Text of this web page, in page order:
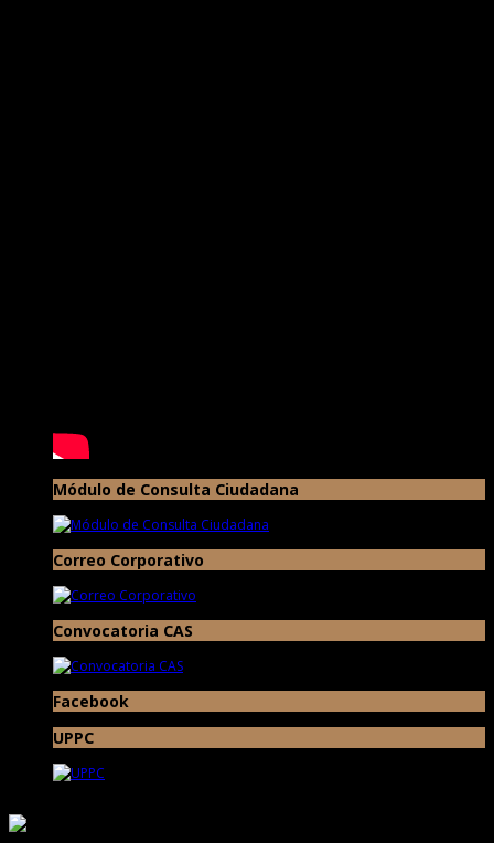
Módulo de Consulta Ciudadana
Correo Corporativo
Convocatoria CAS
Facebook
UPPC